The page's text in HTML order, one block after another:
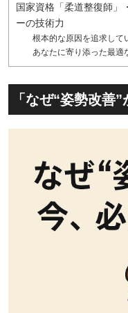
国家資格「柔道整復師」
ーの技術力
根本的な原因を追求して
あなたに寄り添った最適
「なぜ“姿勢改善